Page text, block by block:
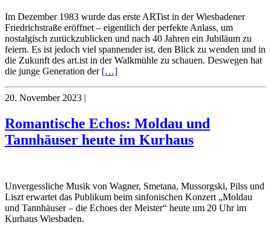
Im Dezember 1983 wurde das erste ARTist in der Wiesbadener
Friedrichstraße eröffnet – eigentlich der perfekte Anlass, um
nostalgisch zurückzublicken und nach 40 Jahren ein Jubiläum zu
feiern. Es ist jedoch viel spannender ist, den Blick zu wenden und in
die Zukunft des art.ist in der Walkmühle zu schauen. Deswegen hat
die junge Generation der […]
20. November 2023 |
Romantische Echos: Moldau und
Tannhäuser heute im Kurhaus
Unvergessliche Musik von Wagner, Smetana, Mussorgski, Pilss und
Liszt erwartet das Publikum beim sinfonischen Konzert „Moldau
und Tannhäuser – die Echoes der Meister“ heute um 20 Uhr im
Kurhaus Wiesbaden.